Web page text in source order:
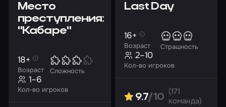
Место
преступления:
"Кабаре"
Возраст
18+
Сложность
Кол-во игроков
1–6
Last Day
Возраст
16+
Страшность
Кол-во игроков
2–10
9.7/10
(171
команда)